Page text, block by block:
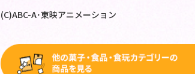
(C)ABC-A･東映アニメーション